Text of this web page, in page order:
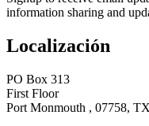
information sharing and
Localización
PO Box 313
First Floor
Port Monmouth , 07758, TX